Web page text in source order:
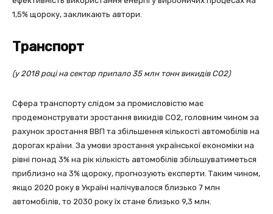
1,5% щороку, закликають автори.
Транспорт
(у 2018 році на сектор припало 35 млн тонн викидів СО2)
Сфера транспорту слідом за промисловістю має
продемонструвати зростання викидів СО2, головним чином за
рахунок зростання ВВП та збільшення кількості автомобілів на
дорогах країни. За умови зростання української економіки на
рівні понад 3% на рік кількість автомобілів збільшуватиметься
приблизно на 3% щороку, прогнозують експерти. Таким чином,
якщо 2020 року в Україні налічувалося близько 7 млн ​​
автомобілів, то 2030 року їх стане близько 9,3 млн.